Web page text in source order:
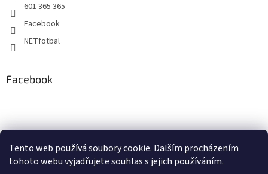
Tento web používá soubory cookie. Dalším procházením
tohoto webu vyjadřujete souhlas s jejich používáním.
601 365 365
Facebook
NETfotbal
Facebook